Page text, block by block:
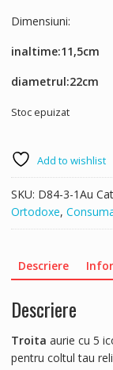
Dimensiuni:
inaltime:11,5cm
diametrul:22cm
Stoc epuizat
Add to wishlist
SKU: D84-3-1Au
Ortodoxe,
Descriere
Descriere
Troita aurie cu 5
pentru coltul tau